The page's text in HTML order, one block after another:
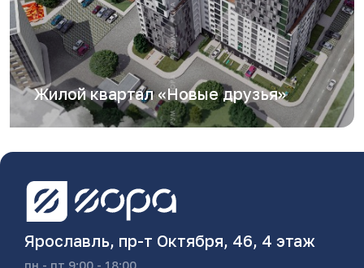
Жилой квартал «Новые друзья»
Ярославль, пр-т Октября, 46, 4 этаж
пн - пт 9:00 - 18:00